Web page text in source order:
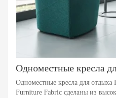
Одноместные кресла для отдыха
Furniture Fabric сделаны из